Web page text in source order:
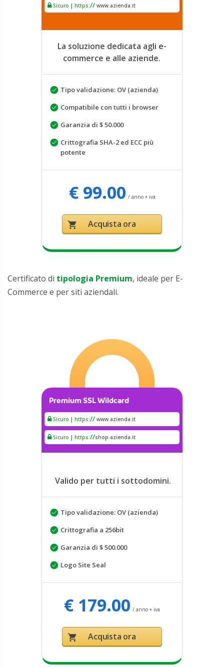
Sicuro | https:// www.azienda.it
La soluzione dedicata agli e-
commerce e alle aziende.
Tipo validazione: OV (azienda)
Compatibile con tutti i browser
Garanzia di $ 50.000
Crittografia SHA-2 ed ECC più
potente
€ 99.00 / anno + iva
shopping_cart Acquista ora
Certificato di tipologia Premium, ideale per E-
Commerce e per siti aziendali.
Premium SSL Wildcard
Sicuro | https:// www.azienda.it
Sicuro | https://shop.azienda.it
Valido per tutti i sottodomini.
Tipo validazione: OV (azienda)
Crittografia a 256bit
Garanzia di $ 500.000
Logo Site Seal
€ 179.00 / anno + iva
shopping_cart Acquista ora